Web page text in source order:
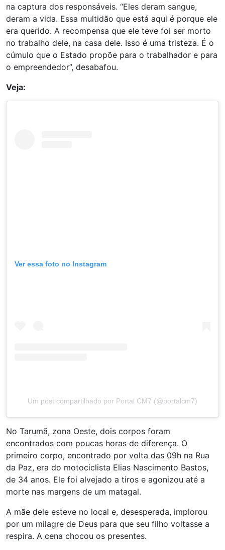
na captura dos responsáveis. “Eles deram sangue,
deram a vida. Essa multidão que está aqui é porque ele
era querido. A recompensa que ele teve foi ser morto
no trabalho dele, na casa dele. Isso é uma tristeza. É o
cúmulo que o Estado propõe para o trabalhador e para
o empreendedor”, desabafou.
Veja:
Ver essa foto no Instagram
Um post compartilhado por Portal CM7 (@portalcm7)
No Tarumã, zona Oeste, dois corpos foram
encontrados com poucas horas de diferença. O
primeiro corpo, encontrado por volta das 09h na Rua
da Paz, era do motociclista Elias Nascimento Bastos,
de 34 anos. Ele foi alvejado a tiros e agonizou até a
morte nas margens de um matagal.
A mãe dele esteve no local e, desesperada, implorou
por um milagre de Deus para que seu filho voltasse a
respira. A cena chocou os presentes.